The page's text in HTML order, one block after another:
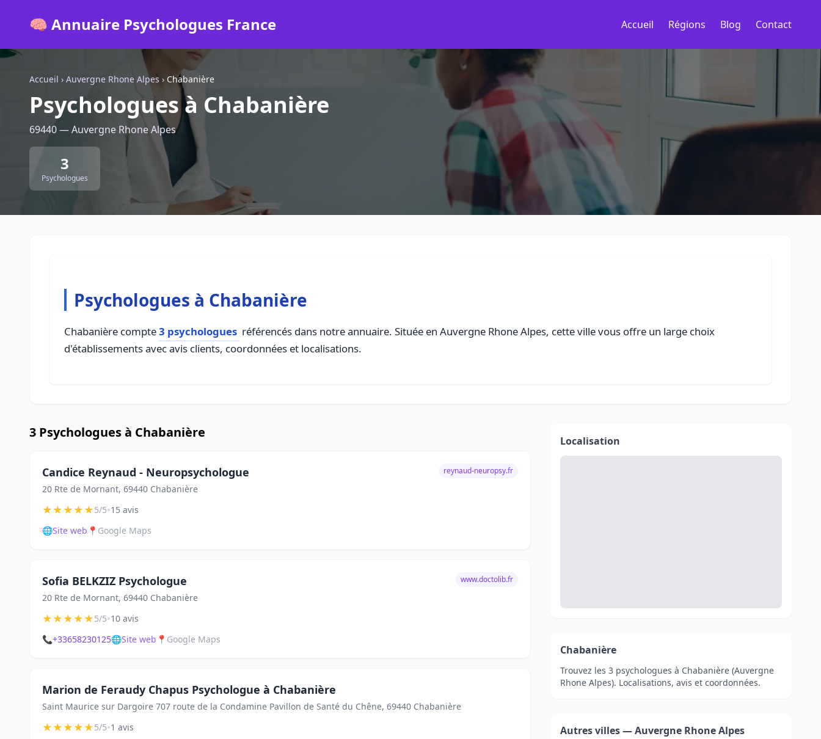
🧠 Annuaire Psychologues France Accueil Régions Blog Contact
Accueil › Auvergne Rhone Alpes › Chabanière
Psychologues à Chabanière
69440 — Auvergne Rhone Alpes
3
Psychologues
Psychologues à Chabanière
Chabanière compte3 psychologues référencés dans notre annuaire. Située en Auvergne Rhone Alpes, cette ville vous offre un large choix
d'établissements avec avis clients, coordonnées et localisations.
3 Psychologues à Chabanière
Candice Reynaud - Neuropsychologue
20 Rte de Mornant, 69440 Chabanière
reynaud-neuropsy.fr
★★★★★5/5•15 avis
🌐Site web 📍 Google Maps
Sofia BELKZIZ Psychologue
20 Rte de Mornant, 69440 Chabanière
www.doctolib.fr
★★★★★5/5•10 avis
📞+33658230125🌐Site web 📍 Google Maps
Marion de Feraudy Chapus Psychologue à Chabanière
Saint Maurice sur Dargoire 707 route de la Condamine Pavillon de Santé du Chêne, 69440 Chabanière
★★★★★5/5•1 avis
Localisation
Chabanière
Trouvez les 3 psychologues à Chabanière (Auvergne
Rhone Alpes). Localisations, avis et coordonnées.
Autres villes — Auvergne Rhone Alpes